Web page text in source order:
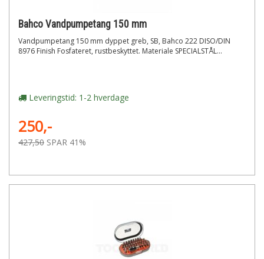
Bahco Vandpumpetang 150 mm
Vandpumpetang 150 mm dyppet greb, SB, Bahco 222 DISO/DIN
8976 Finish Fosfateret, rustbeskyttet. Materiale SPECIALSTÅL...
Leveringstid: 1-2 hverdage
250,-
427,50 SPAR 41%